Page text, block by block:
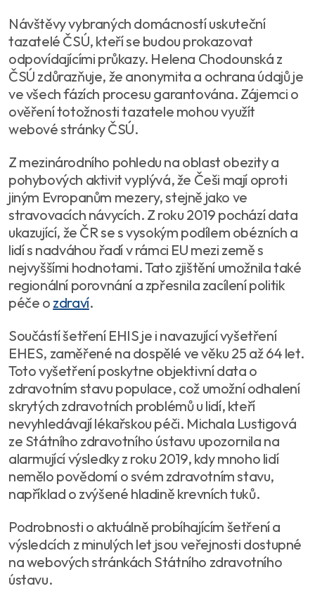
Návštěvy vybraných domácností uskuteční
tazatelé ČSÚ, kteří se budou prokazovat
odpovídajícími průkazy. Helena Chodounská z
ČSÚ zdůrazňuje, že anonymita a ochrana údajů je
ve všech fázích procesu garantována. Zájemci o
ověření totožnosti tazatele mohou využít
webové stránky ČSÚ.
Z mezinárodního pohledu na oblast obezity a
pohybových aktivit vyplývá, že Češi mají oproti
jiným Evropanům mezery, stejně jako ve
stravovacích návycích. Z roku 2019 pochází data
ukazující, že ČR se s vysokým podílem obézních a
lidí s nadváhou řadí v rámci EU mezi země s
nejvyššími hodnotami. Tato zjištění umožnila také
regionální porovnání a zpřesnila zacílení politik
péče o zdraví.
Součástí šetření EHIS je i navazující vyšetření
EHES, zaměřené na dospělé ve věku 25 až 64 let.
Toto vyšetření poskytne objektivní data o
zdravotním stavu populace, což umožní odhalení
skrytých zdravotních problémů u lidí, kteří
nevyhledávají lékařskou péči. Michala Lustigová
ze Státního zdravotního ústavu upozornila na
alarmující výsledky z roku 2019, kdy mnoho lidí
nemělo povědomí o svém zdravotním stavu,
například o zvýšené hladině krevních tuků.
Podrobnosti o aktuálně probíhajícím šetření a
výsledcích z minulých let jsou veřejnosti dostupné
na webových stránkách Státního zdravotního
ústavu.